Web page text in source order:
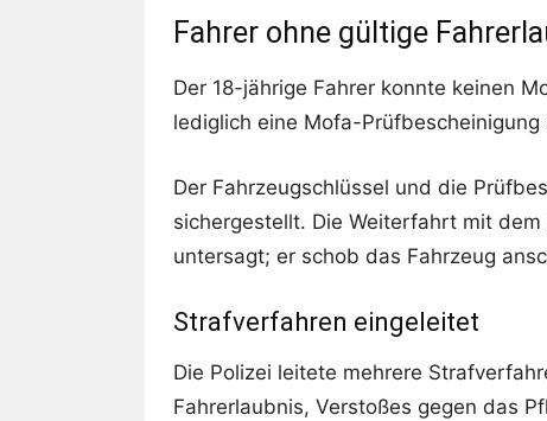
Fahrer ohne gültige
Der 18-jährige Fahrer konnte keinen
lediglich eine Mofa-
Der Fahrzeugschlüssel und die
sichergestellt. Die Weiterfahrt mit
untersagt; er schob das Fahrzeug
Strafverfahren eingeleitet
Die Polizei leitete mehrere
Fahrerlaubnis, Verstoßes gegen das